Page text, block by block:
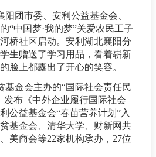
阳团市委、安利公益基金会、
“中国梦·我的梦”关爱农民工子
桥社区启动。安利湖北襄阳分
生赠送了学习用品，看着崭新
脸上都露出了开心的笑容。
基金会主办的“国际社会责任民
发布《中外企业履行国际社会
公益基金会“春苗营养计划”入
基金会、清华大学、财新网共
美商会等22家机构承办，27位